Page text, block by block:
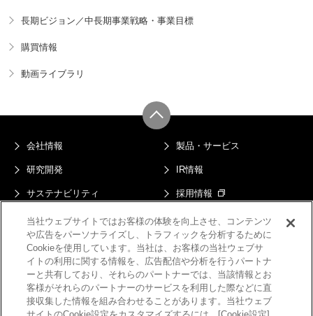
長期ビジョン／中長期事業戦略・事業目標
購買情報
動画ライブラリ
会社情報 製品・サービス
研究開発 IR情報
サステナビリティ 採用情報
ニュース
プライバシーポリシー マルチステークホルダー方針
このサイトについて 電子公告
サイトマップ
当社ウェブサイトではお客様の体験を向上させ、コンテンツ
や広告をパーソナライズし、トラフィックを分析するために
Cookieを使用しています。当社は、お客様の当社ウェブサ
イトの利用に関する情報を、広告配信や分析を行うパートナ
ーと共有しており、それらのパートナーでは、当該情報とお
客様がそれらのパートナーのサービスを利用した際などに直
接収集した情報を組み合わせることがあります。当社ウェブ